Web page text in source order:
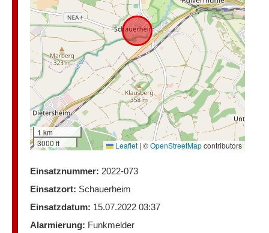
1 km
3000 ft
Leaflet | ©OpenStreetMapcontributors
Einsatznummer: 2022-073
Einsatzort: Schauerheim
Einsatzdatum: 15.07.2022 03:37
Alarmierung: Funkmelder